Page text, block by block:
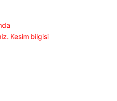
Kesim bilgisi